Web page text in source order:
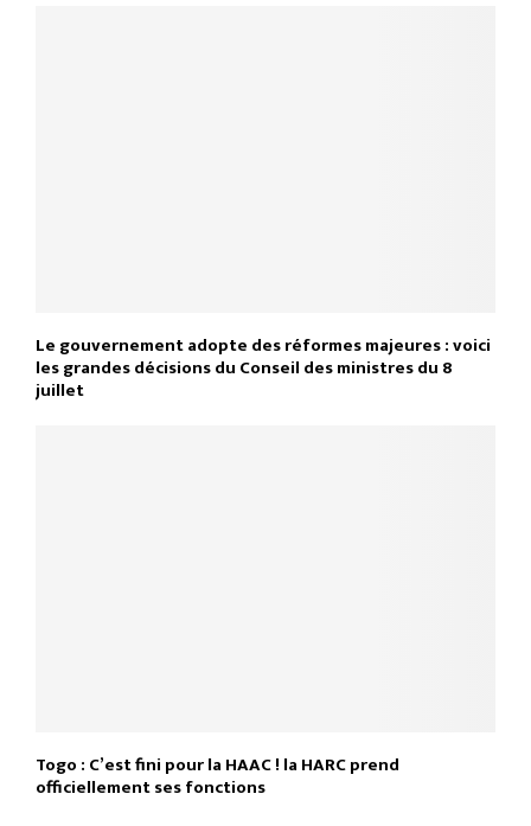
Le gouvernement adopte des réformes majeures : voici
les grandes décisions du Conseil des ministres du 8
juillet
Togo : C’est fini pour la HAAC ! la HARC prend
officiellement ses fonctions